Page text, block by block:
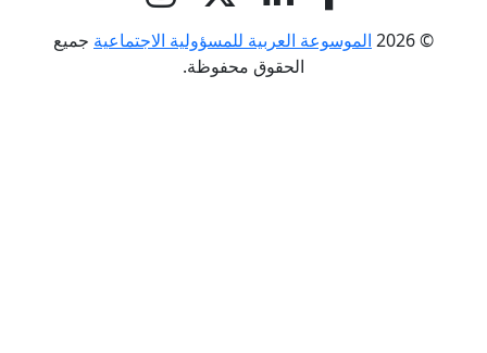
© 2026 الموسوعة العربية للمسؤولية الاجتماعية جميع
الحقوق محفوظة.